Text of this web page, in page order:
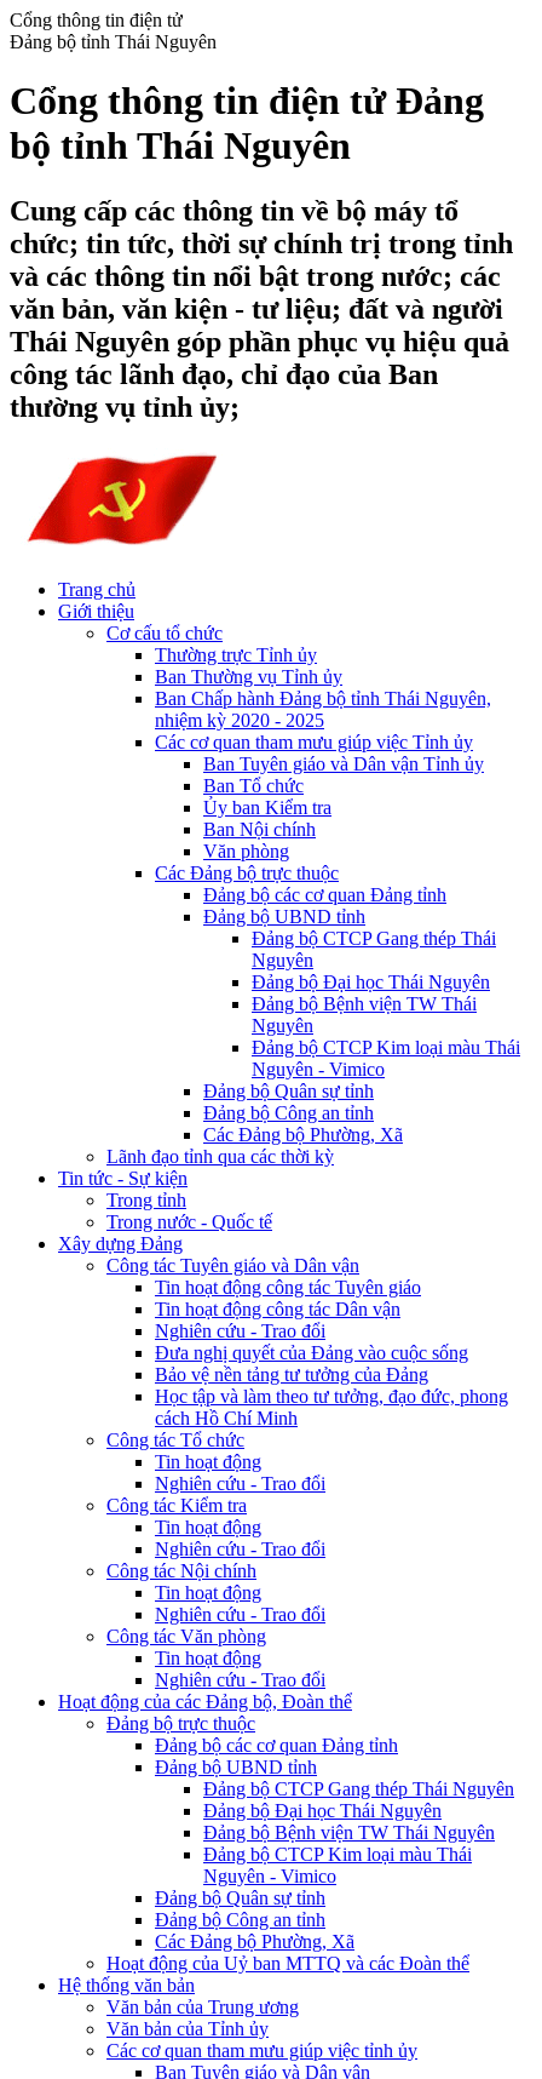
Cổng thông tin điện tử
Đảng bộ tỉnh Thái Nguyên
Cổng thông tin điện tử Đảng
bộ tỉnh Thái Nguyên
Cung cấp các thông tin về bộ máy tổ
chức; tin tức, thời sự chính trị trong tỉnh
và các thông tin nổi bật trong nước; các
văn bản, văn kiện - tư liệu; đất và người
Thái Nguyên góp phần phục vụ hiệu quả
công tác lãnh đạo, chỉ đạo của Ban
thường vụ tỉnh ủy;
Trang chủ
Giới thiệu
Cơ cấu tổ chức
Thường trực Tỉnh ủy
Ban Thường vụ Tỉnh ủy
Ban Chấp hành Đảng bộ tỉnh Thái Nguyên,
nhiệm kỳ 2020 - 2025
Các cơ quan tham mưu giúp việc Tỉnh ủy
Ban Tuyên giáo và Dân vận Tỉnh ủy
Ban Tổ chức
Ủy ban Kiểm tra
Ban Nội chính
Văn phòng
Các Đảng bộ trực thuộc
Đảng bộ các cơ quan Đảng tỉnh
Đảng bộ UBND tỉnh
Đảng bộ CTCP Gang thép Thái
Nguyên
Đảng bộ Đại học Thái Nguyên
Đảng bộ Bệnh viện TW Thái
Nguyên
Đảng bộ CTCP Kim loại màu Thái
Nguyên - Vimico
Đảng bộ Quân sự tỉnh
Đảng bộ Công an tỉnh
Các Đảng bộ Phường, Xã
Lãnh đạo tỉnh qua các thời kỳ
Tin tức - Sự kiện
Trong tỉnh
Trong nước - Quốc tế
Xây dựng Đảng
Công tác Tuyên giáo và Dân vận
Tin hoạt động công tác Tuyên giáo
Tin hoạt động công tác Dân vận
Nghiên cứu - Trao đổi
Đưa nghị quyết của Đảng vào cuộc sống
Bảo vệ nền tảng tư tưởng của Đảng
Học tập và làm theo tư tưởng, đạo đức, phong
cách Hồ Chí Minh
Công tác Tổ chức
Tin hoạt động
Nghiên cứu - Trao đổi
Công tác Kiểm tra
Tin hoạt động
Nghiên cứu - Trao đổi
Công tác Nội chính
Tin hoạt động
Nghiên cứu - Trao đổi
Công tác Văn phòng
Tin hoạt động
Nghiên cứu - Trao đổi
Hoạt động của các Đảng bộ, Đoàn thể
Đảng bộ trực thuộc
Đảng bộ các cơ quan Đảng tỉnh
Đảng bộ UBND tỉnh
Đảng bộ CTCP Gang thép Thái Nguyên
Đảng bộ Đại học Thái Nguyên
Đảng bộ Bệnh viện TW Thái Nguyên
Đảng bộ CTCP Kim loại màu Thái
Nguyên - Vimico
Đảng bộ Quân sự tỉnh
Đảng bộ Công an tỉnh
Các Đảng bộ Phường, Xã
Hoạt động của Uỷ ban MTTQ và các Đoàn thể
Hệ thống văn bản
Văn bản của Trung ương
Văn bản của Tỉnh ủy
Các cơ quan tham mưu giúp việc tỉnh ủy
Ban Tuyên giáo và Dân vận